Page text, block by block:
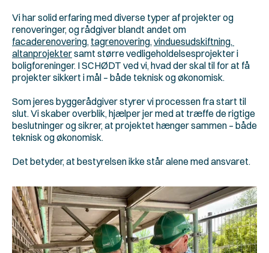
Vi har solid erfaring med diverse typer af projekter og
facaderenovering, tagrenovering,
altanprojekter samt større vedligeholdelsesprojekter i
boligforeninger. I SCHØDT ved vi, hvad der skal til for at få
projekter sikkert i mål – både teknisk og økonomisk.
Som jeres byggerådgiver styrer vi processen fra start til
slut. Vi skaber overblik, hjælper jer med at træffe de rigtige
beslutninger og sikrer, at projektet hænger sammen – både
teknisk og økonomisk.
Det betyder, at bestyrelsen ikke står alene med ansvaret.